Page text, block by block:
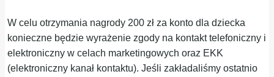
W celu otrzymania nagrody 200 zł za konto dla dziecka
konieczne będzie wyrażenie zgody na kontakt telefoniczny i
elektroniczny w celach marketingowych oraz EKK
(elektroniczny kanał kontaktu). Jeśli zakładaliśmy ostatnio